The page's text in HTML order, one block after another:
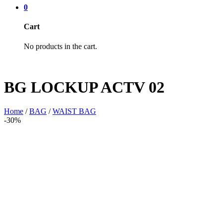
0
Cart
No products in the cart.
BG LOCKUP ACTV 02
Home / BAG / WAIST BAG
-30%